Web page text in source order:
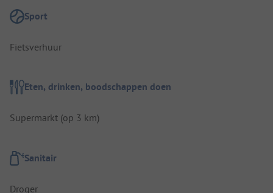
Sport
Fietsverhuur
Eten, drinken, boodschappen doen
Supermarkt (op 3 km)
Sanitair
Droger